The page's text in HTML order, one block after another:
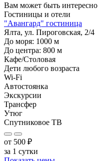
Вам может быть интересно
Гостиницы и отели
"Авангард" гостиница
Ялта, ул. Пироговская, 2/4
До моря: 1000 м
До центра: 800 м
Кафе/Столовая
Дети любого возраста
Wi-Fi
Автостоянка
Экскурсии
Трансфер
Утюг
Спутниковое ТВ
от 500 ₽
за 1 сутки